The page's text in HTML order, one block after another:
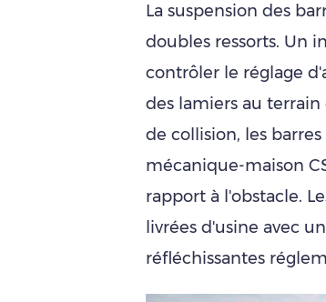
La suspension des
doubles ressorts. Un
contrôler le réglage
des lamiers au terrain
de collision, les
mécanique-maison
rapport à l'obstacle.
livrées d'usine avec
réfléchissantes